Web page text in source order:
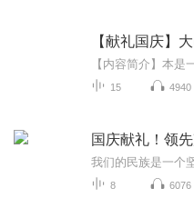
【献礼国庆】
15 4940
国庆献礼！领
8 6076